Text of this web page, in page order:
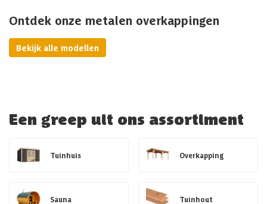
Ontdek onze metalen overkappingen
Bekijk alle modellen
Een greep uit ons assortiment
Tuinhuis Overkapping
Sauna Tuinhout